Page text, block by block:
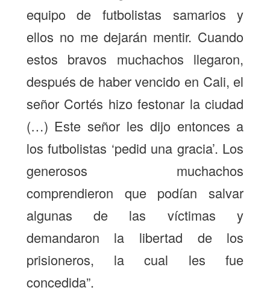
equipo de futbolistas samarios y
ellos no me dejarán mentir. Cuando
estos bravos muchachos llegaron,
después de haber vencido en Cali, el
señor Cortés hizo festonar la ciudad
(…) Este señor les dijo entonces a
los futbolistas ‘pedid una gracia’. Los
generosos muchachos
comprendieron que podían salvar
algunas de las víctimas y
demandaron la libertad de los
prisioneros, la cual les fue
concedida”.